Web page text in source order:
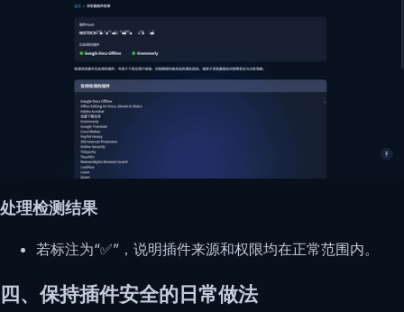
处理检测结果
若标注为“✅️”，说明插件来源和权限均在正常范围内。
四、保持插件安全的日常做法